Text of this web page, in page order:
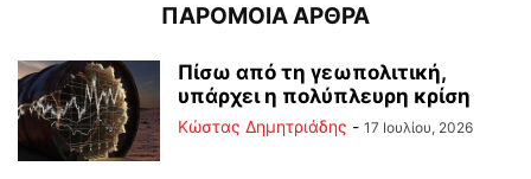
ΠΑΡΟΜΟΙΑ ΑΡΘΡΑ
Πίσω από τη γεωπολιτική,
υπάρχει η πολύπλευρη κρίση
Kώστας Δημητριάδης - 17 Ιουλίου, 2026